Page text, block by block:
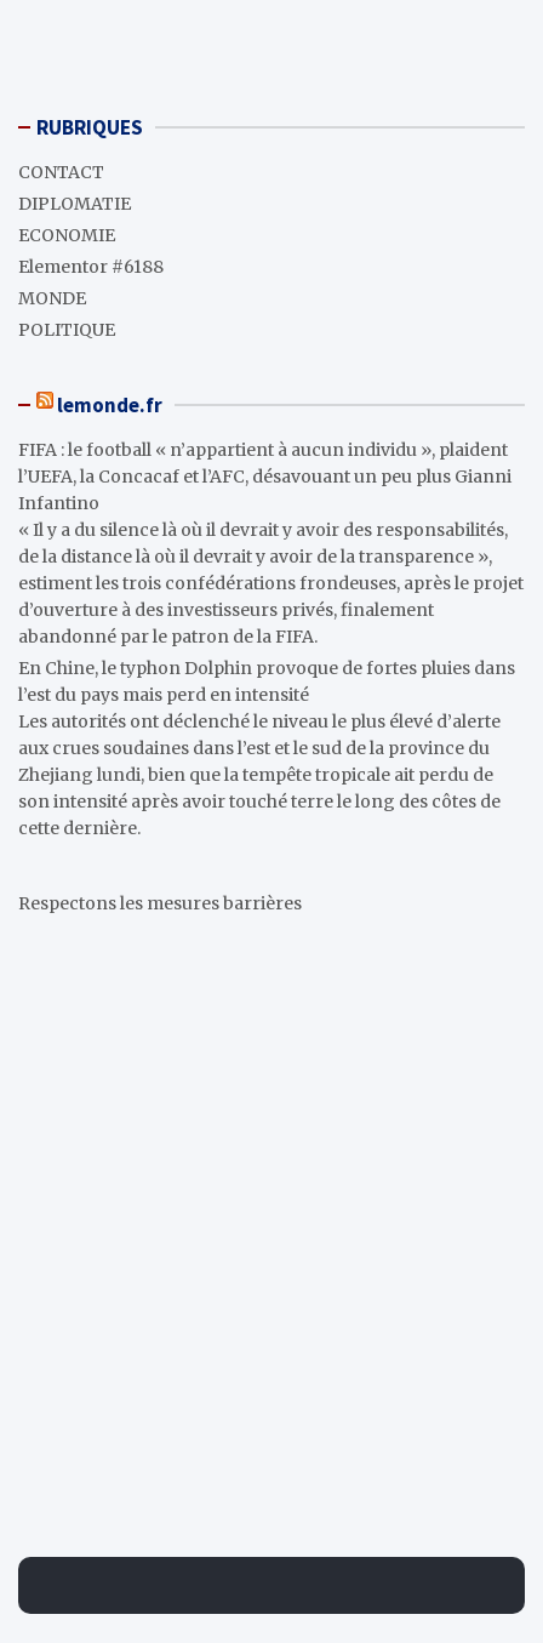
RUBRIQUES
CONTACT
DIPLOMATIE
ECONOMIE
Elementor #6188
MONDE
POLITIQUE
lemonde.fr
FIFA : le football « n’appartient à aucun individu », plaident
l’UEFA, la Concacaf et l’AFC, désavouant un peu plus Gianni
Infantino
« Il y a du silence là où il devrait y avoir des responsabilités,
de la distance là où il devrait y avoir de la transparence »,
estiment les trois confédérations frondeuses, après le projet
d’ouverture à des investisseurs privés, finalement
abandonné par le patron de la FIFA.
En Chine, le typhon Dolphin provoque de fortes pluies dans
l’est du pays mais perd en intensité
Les autorités ont déclenché le niveau le plus élevé d’alerte
aux crues soudaines dans l’est et le sud de la province du
Zhejiang lundi, bien que la tempête tropicale ait perdu de
son intensité après avoir touché terre le long des côtes de
cette dernière.
Respectons les mesures barrières